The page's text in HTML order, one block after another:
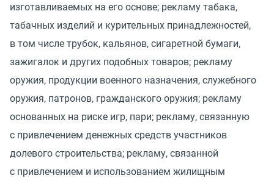
изготавливаемых на его основе; рекламу табака,
табачных изделий и курительных принадлежностей,
в том числе трубок, кальянов, сигаретной бумаги,
зажигалок и других подобных товаров; рекламу
оружия, продукции военного назначения, служебного
оружия, патронов, гражданского оружия; рекламу
основанных на риске игр, пари; рекламу, связанную
с привлечением денежных средств участников
долевого строительства; рекламу, связанной
с привлечением и использованием жилищным